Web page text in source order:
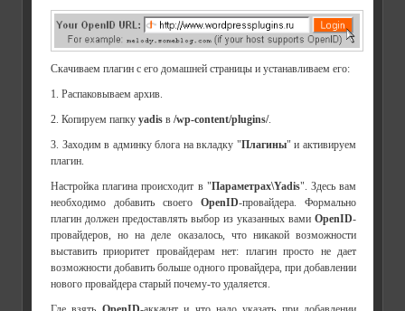
Скачиваем плагин с его домашней страницы и устанавливаем его:
1. Распаковываем архив.
2. Копируем папку yadis в /wp-content/plugins/.
3. Заходим в админку блога на вкладку "Плагины" и активируем
плагин.
Настройка плагина происходит в "Параметрах\Yadis". Здесь вам
необходимо добавить своего OpenID-провайдера. Формально
плагин должен предоставлять выбор из указанных вами OpenID-
провайдеров, но на деле оказалось, что никакой возможности
выставить приоритет провайдерам нет: плагин просто не дает
возможности добавить больше одного провайдера, при добавлении
нового провайдера старый почему-то удаляется.